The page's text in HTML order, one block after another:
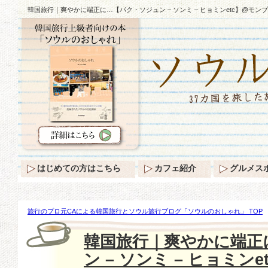
韓国旅行｜爽やかに端正に…【パク・ソジュン – ソンミ – ヒョミンetc】@モン
旅行のプロ元CAによる韓国旅行とソウル旅行ブログ「ソウルのおしゃれ」 TOP
やかに端正に…【パク・ソジュン – ソンミ – ヒョミンetc】@モンブランイベン
韓国旅行｜爽やかに端
ン – ソンミ – ヒョミン
はじめての方はこちら カフェ紹介 グルメス